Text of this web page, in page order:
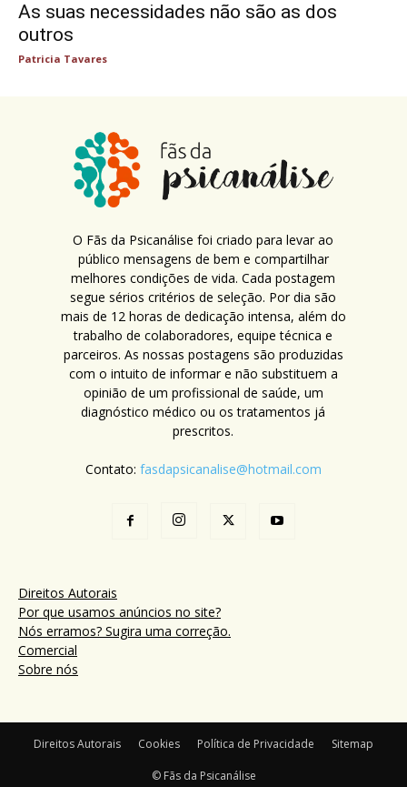
As suas necessidades não são as dos
outros
Patricia Tavares
O Fãs da Psicanálise foi criado para levar ao
público mensagens de bem e compartilhar
melhores condições de vida. Cada postagem
segue sérios critérios de seleção. Por dia são
mais de 12 horas de dedicação intensa, além do
trabalho de colaboradores, equipe técnica e
parceiros. As nossas postagens são produzidas
com o intuito de informar e não substituem a
opinião de um profissional de saúde, um
diagnóstico médico ou os tratamentos já
prescritos.
Contato: fasdapsicanalise@hotmail.com
Direitos Autorais
Por que usamos anúncios no site?
Nós erramos? Sugira uma correção.
Comercial
Sobre nós
Direitos Autorais Cookies Política de Privacidade Sitemap
© Fãs da Psicanálise